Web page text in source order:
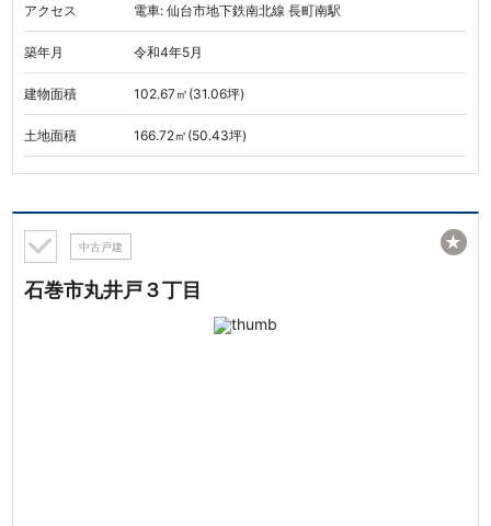
アクセス
電車: 仙台市地下鉄南北線 長町南駅
築年月 令和4年5月
建物面積 102.67㎡(31.06坪)
土地面積 166.72㎡(50.43坪)
中古戸建
石巻市丸井戸３丁目
★